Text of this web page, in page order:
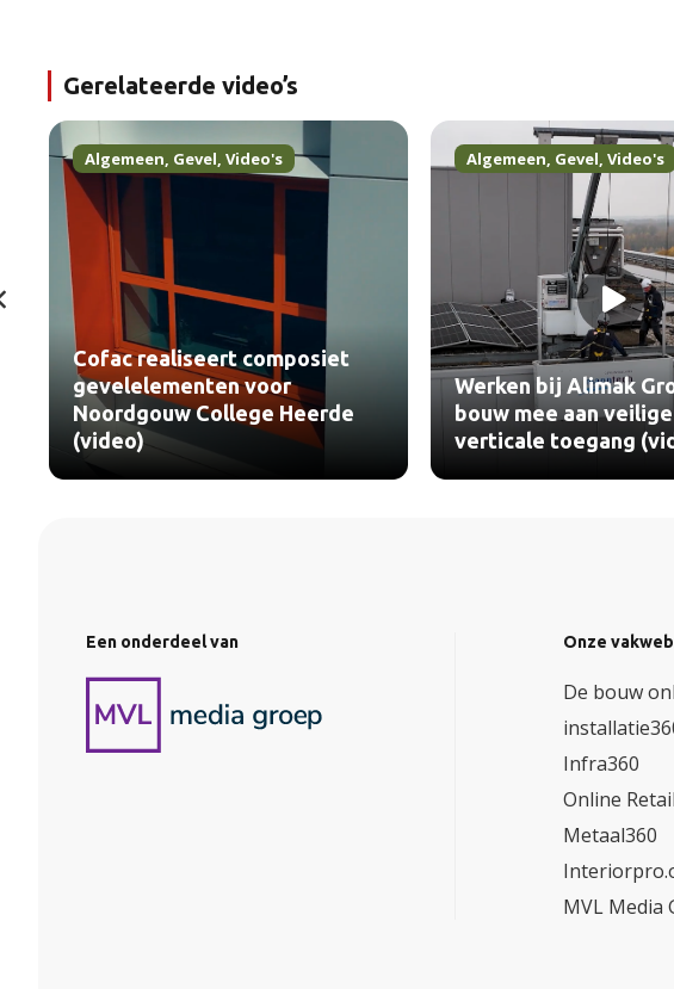
Gerelateerde video’s
Algemeen, Gevel, Video's
Cofac realiseert composiet
gevelelementen voor
Noordgouw College Heerde
(video)
Algemeen, Gevel,Video's
Werken bij Alimak
bouw mee aan veilige
verticale toegang
Een onderdeel van Onze
De bouw
Infra360
Online
Metaal360
MVL Media